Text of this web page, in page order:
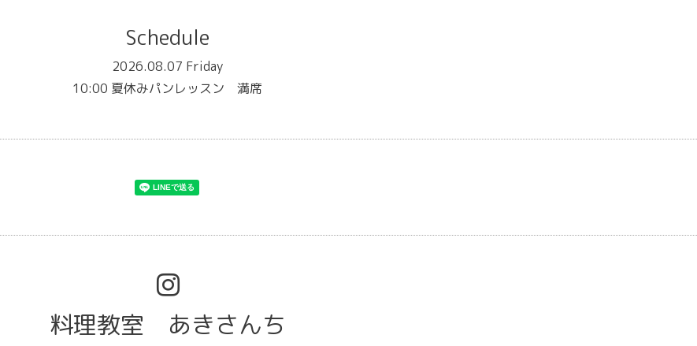
Schedule
2026.08.07 Friday
10:00 夏休みパンレッスン 満席
料理教室 あきさんち